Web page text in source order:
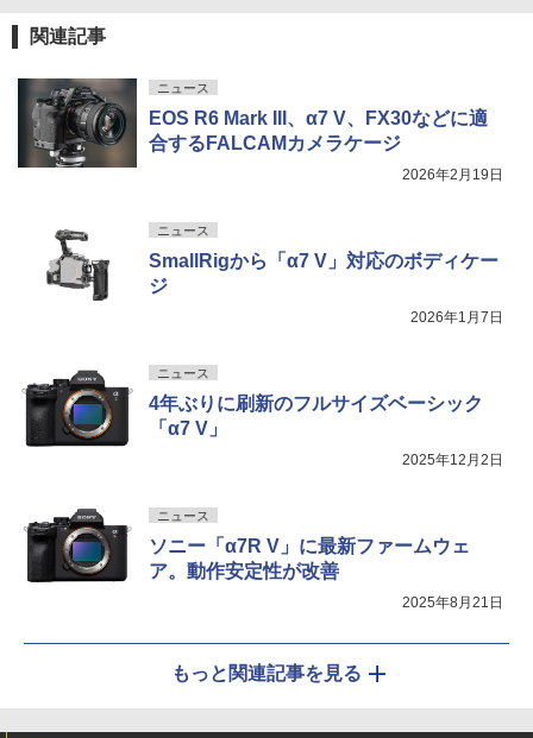
関連記事
ニュース
EOS R6 Mark III、α7 V、FX30などに適
合するFALCAMカメラケージ
2026年2月19日
ニュース
SmallRigから「α7 V」対応のボディケー
ジ
2026年1月7日
ニュース
4年ぶりに刷新のフルサイズベーシック
「α7 V」
2025年12月2日
ニュース
ソニー「α7R V」に最新ファームウェ
ア。動作安定性が改善
2025年8月21日
もっと関連記事を見る